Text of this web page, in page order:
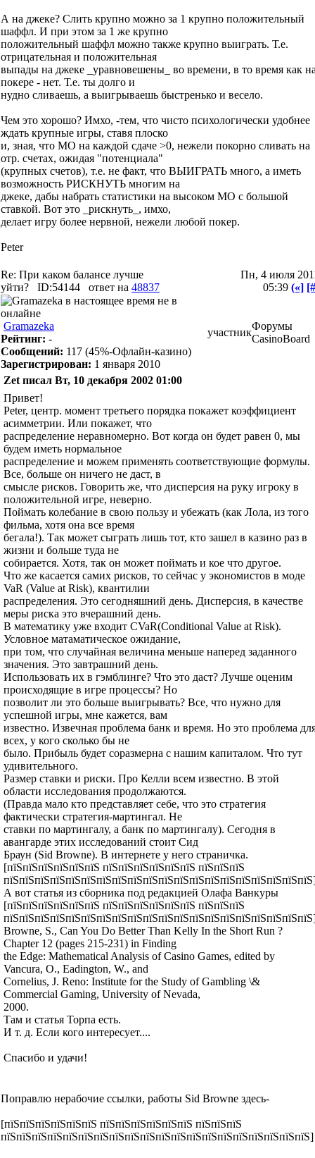
А на джеке? Слить крупно можно за 1 крупно положительный
шаффл. И при этом за 1 же крупно
положительный шаффл можно также крупно выиграть. Т.е.
отрицательная и положительная
выпады на джеке _уравновешены_ во времени, в то время как
покере - нет. Т.е. ты долго и
нудно сливаешь, а выигрываешь быстренько и весело.
Чем это хорошо? Имхо, -тем, что чисто психологически удобнее
ждать крупные игры, ставя плоско
и, зная, что МО на каждой сдаче >0, нежели покорно сливать на
отр. счетах, ожидая "потенциала"
(крупных счетов), т.е. не факт, что ВЫИГРАТЬ много, а иметь
возможность РИСКНУТЬ многим на
джеке, дабы набрать статистики на высоком МО с большой
ставкой. Вот это _рискнуть_, имхо,
делает игру более нервной, нежели любой покер.
Peter
Re: При каком балансе лучше
уйти?
ID:54144 ответ на 48837
Пн, 4 июля
05:39 («]
Gramazeka
Рейтинг: -
Сообщений: 117 (45%-Офлайн-казино)
Зарегистрирован: 1 января 2010
участник
Форумы
CasinoBoard
Zet писал Вт, 10 декабря 2002 01:00
Привет!
Peter, центр. момент третьего порядка покажет коэффициент
асимметрии. Или покажет, что
распределение неравномерно. Вот когда он будет равен 0, мы
будем иметь нормальное
распределение и можем применять соответствующие формулы.
Все, больше он ничего не даст, в
смысле рисков. Говорить же, что дисперсия на руку игроку в
положительной игре, неверно.
Поймать колебание в свою пользу и убежать (как Лола, из того
фильма, хотя она все время
бегала!). Так может сыграть лишь тот, кто зашел в казино раз в
жизни и больше туда не
собирается. Хотя, так он может поймать и кое что другое.
Что же касается самих рисков, то сейчас у экономистов в моде
VaR (Value at Risk), квантилии
распределения. Это сегодняшний день. Дисперсия, в качестве
меры риска это вчерашний день.
В математику уже входит CVaR(Conditional Value at Risk).
Условное матаматическое ожидание,
при том, что случайная величина меньше наперед заданного
значения. Это завтрашний день.
Использовать их в гэмблинге? Что это даст? Лучше оценим
происходящие в игре процессы? Но
позволит ли это больше выигрывать? Все, что нужно для
успешной игры, мне кажется, вам
известно. Извечная проблема банк и время. Но это проблема
всех, у кого сколько бы не
было. Прибыль будет соразмерна с нашим капиталом. Что тут
удивительного.
Размер ставки и риски. Про Келли всем известно. В этой
области исследования продолжаются.
(Правда мало кто представляет себе, что это стратегия
фактически стратегия-мартингал. Не
ставки по мартингалу, а банк по мартингалу). Сегодня в
авангарде этих исследований стоит Сид
Браун (Sid Browne). В интернете у него страничка.
[пїЅпїЅпїЅпїЅпїЅпїЅ пїЅпїЅпїЅпїЅпїЅпїЅ пїЅпїЅпїЅ
А вот статья из сборника под редакцией Олафа Ванкуры
[пїЅпїЅпїЅпїЅпїЅпїЅ пїЅпїЅпїЅпїЅпїЅпїЅ пїЅпїЅпїЅ
Browne, S., Can You Do Better Than Kelly In the Short Run ?
Chapter 12 (pages 215-231) in Finding
the Edge: Mathematical Analysis of Casino Games, edited by
Vancura, O., Eadington, W., and
Cornelius, J. Reno: Institute for the Study of Gambling \&
Commercial Gaming, University of Nevada,
2000.
Там и статья Торпа есть.
И т. д. Если кого интересует....
Спасибо и удачи!
Поправлю нерабочие ссылки, работы Sid Browne здесь-
[пїЅпїЅпїЅпїЅпїЅпїЅ пїЅпїЅпїЅпїЅпїЅпїЅ пїЅпїЅпїЅ
пїЅпїЅпїЅпїЅпїЅпїЅпїЅпїЅпїЅпїЅпїЅпїЅпїЅпїЅпїЅпїЅпїЅпїЅпїЅпїЅ]